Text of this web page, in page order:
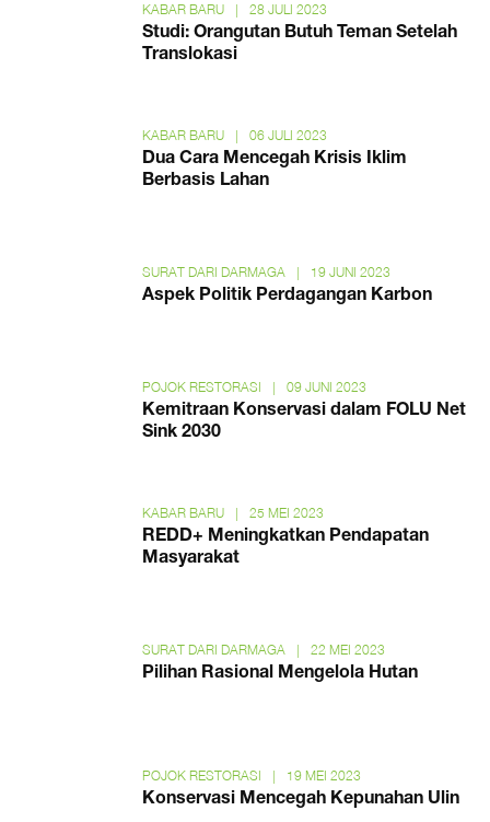
KABAR BARU | 28 JULI 2023
Studi: Orangutan Butuh Teman Setelah
Translokasi
KABAR BARU | 06 JULI 2023
Dua Cara Mencegah Krisis Iklim
Berbasis Lahan
SURAT DARI DARMAGA | 19 JUNI 2023
Aspek Politik Perdagangan Karbon
POJOK RESTORASI | 09 JUNI 2023
Kemitraan Konservasi dalam FOLU Net
Sink 2030
KABAR BARU | 25 MEI 2023
REDD+ Meningkatkan Pendapatan
Masyarakat
SURAT DARI DARMAGA | 22 MEI 2023
Pilihan Rasional Mengelola Hutan
POJOK RESTORASI | 19 MEI 2023
Konservasi Mencegah Kepunahan Ulin